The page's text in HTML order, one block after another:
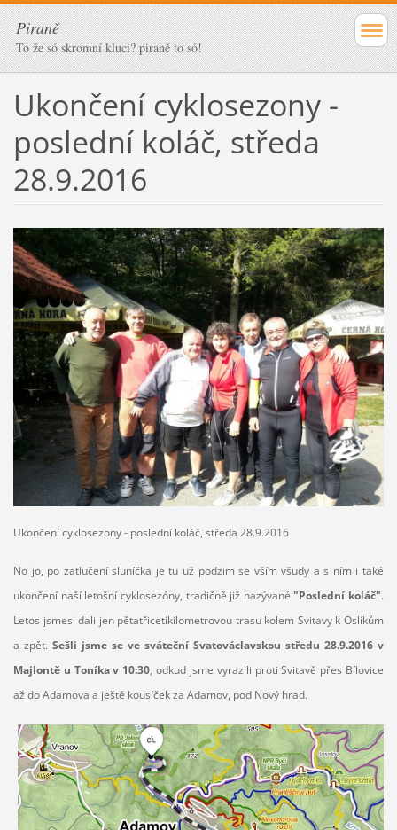
Piraně
To že só skromní kluci? piraně to só!
Ukončení cyklosezony -
poslední koláč, středa
28.9.2016
Ukončení cyklosezony - poslední koláč, středa 28.9.2016
No jo, po zatlučení sluníčka je tu už podzim se vším všudy a s ním i také
ukončení naší letošní cyklosezóny, tradičně již nazývané"Poslední koláč".
Letos jsmesi dali jen pětatřicetikilometrovou trasu kolem Svitavy k Oslíkům
a zpět. Sešli jsme se ve sváteční Svatováclavskou středu 28.9.2016 v
Majlontě u Toníka v 10:30, odkud jsme vyrazili proti Svitavě přes Bílovice
až do Adamova a ještě kousíček za Adamov, pod Nový hrad.